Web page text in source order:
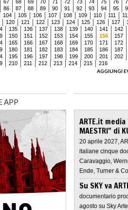
67 68 69 70 71 72 73 74 75 76
86 87 88 89 90 91 92 93 94 95
104 105 106 107 108 109 110 111
120 121 122 123 124 125 126 127
135 136 137 138 139 140 141
142
150 151 152 153 154 155 156
157
165 166 167 168 169 170 171
172
180 181 182 183 184 185 186
187
195 196 197 198 199 200 201
202
210 211 212 213 214 215
216
AGGIUNGI
APP
ARTE.it
MAESTRI" di
20 aprile 2027,
italiane cinque
Caravaggio,
Ende, Turner &
Su SKY va
documentario
agosto su Sky Arte